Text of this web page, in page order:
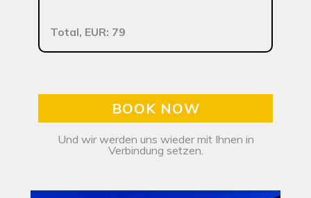
Total, EUR: 79
BOOK NOW
Und wir werden uns wieder mit Ihnen in
Verbindung setzen.